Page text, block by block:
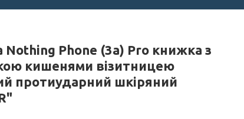
Nothing Phone (3a) Pro книжка з
кишенями візитницею
протиударний шкіряний